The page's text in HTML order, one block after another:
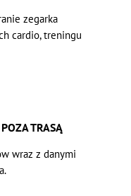
zegarka
cardio, treningu
TRASĄ
wraz z danymi